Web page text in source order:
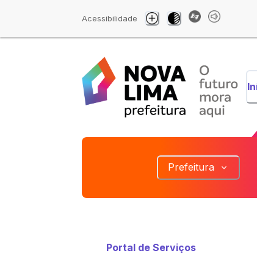
Acessibilidade
Prefeitura
Portal de Serviços